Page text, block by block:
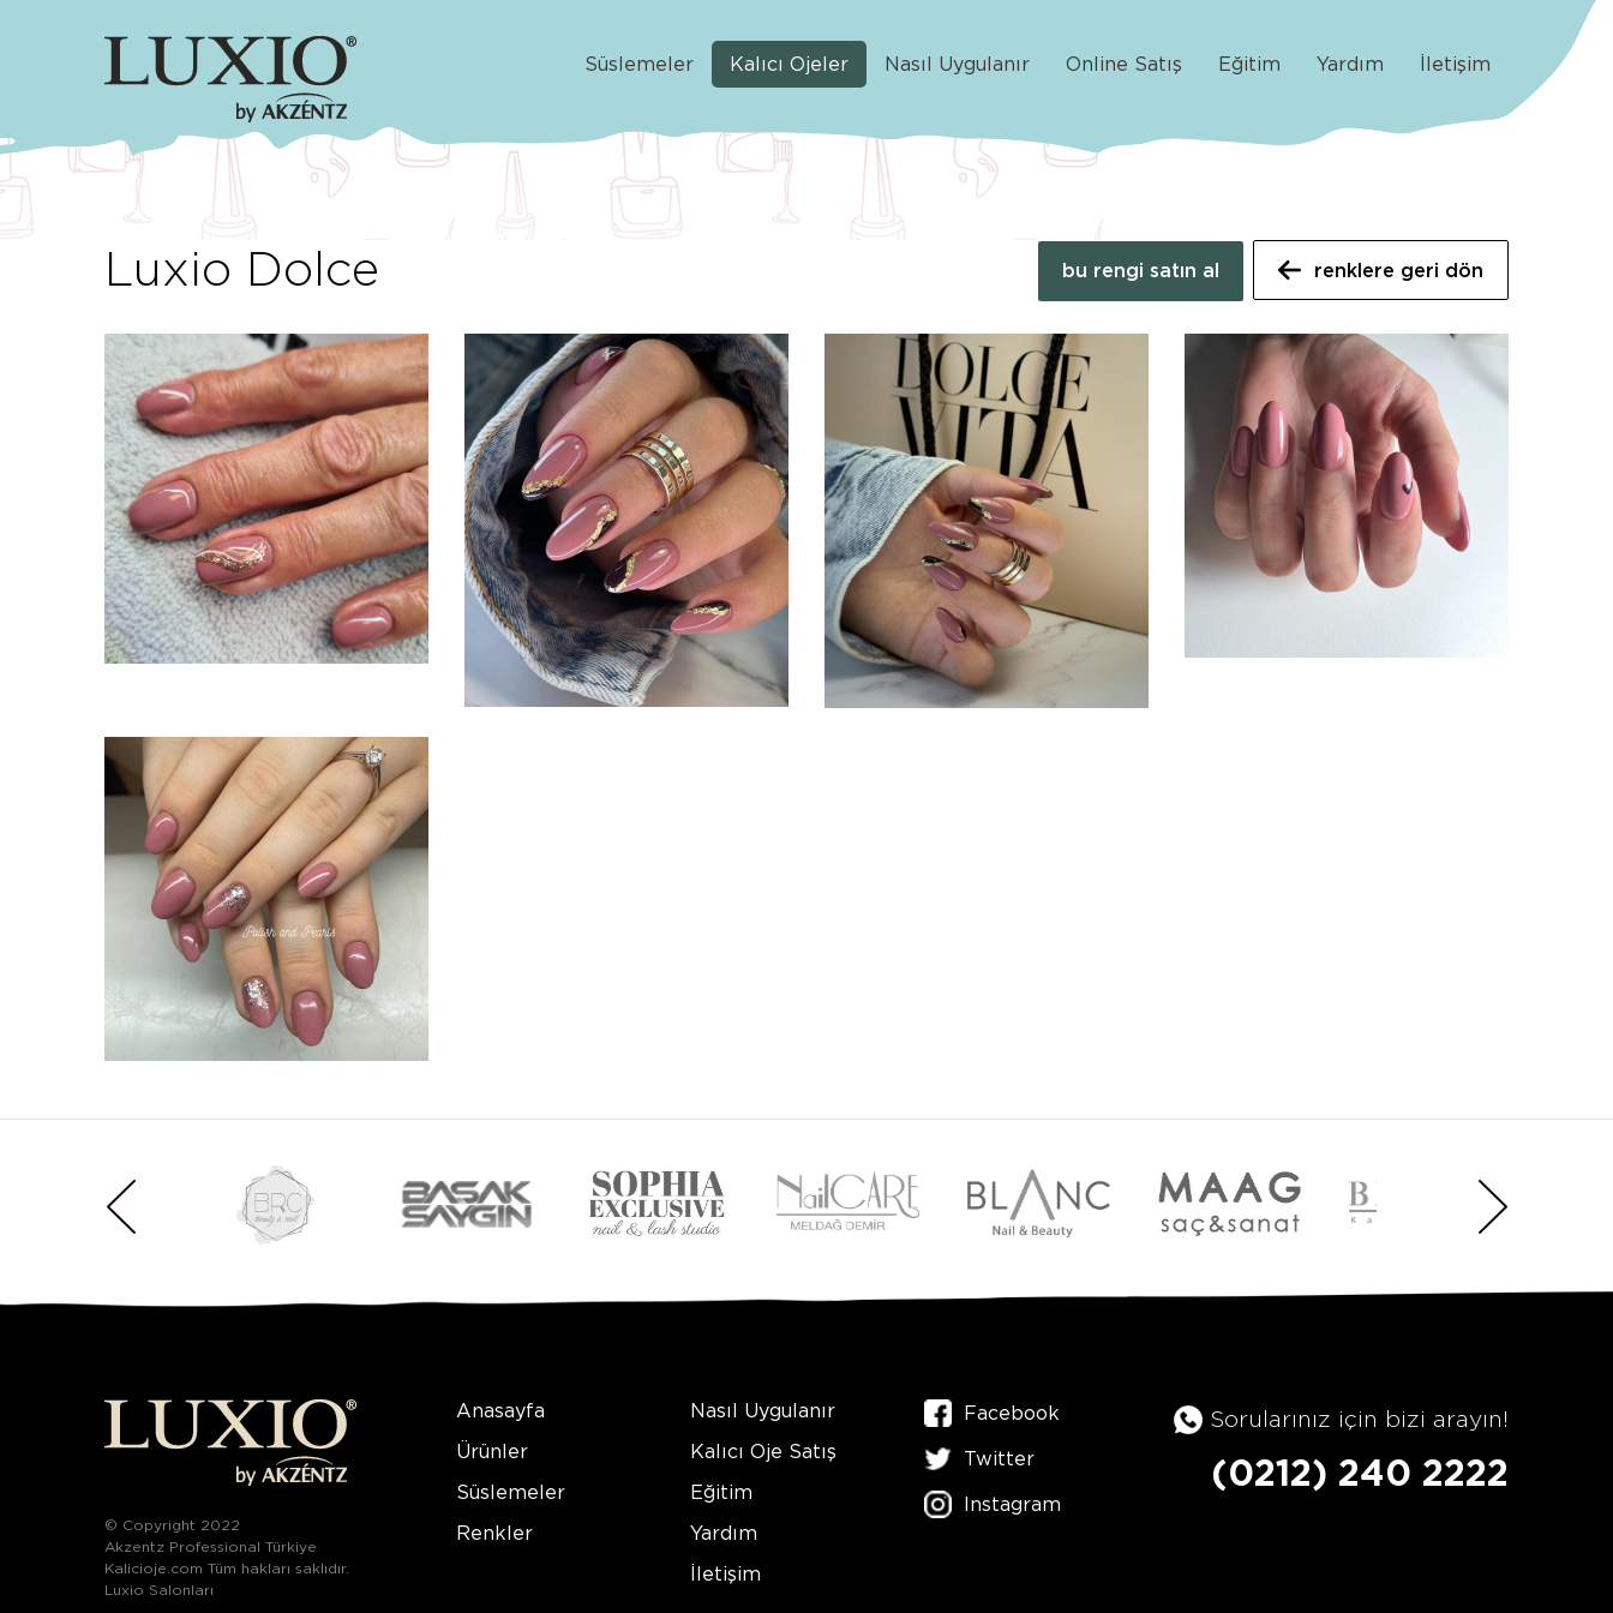
Süslemeler Kalıcı Ojeler Nasıl Uygulanır Online Satış Eğitim Yardım İletişim
Luxio Dolce bu rengi satın al renklere geri dön
© Copyright 2022
Akzentz Professional Türkiye
Kalicioje.com Tüm hakları saklıdır.
Luxio Salonları
Anasayfa
Ürünler
Süslemeler
Renkler
Nasıl Uygulanır
Kalıcı Oje Satış
Eğitim
Yardım
İletişim
Facebook
Twitter
Instagram
Sorularınız için bizi arayın!
(0212) 240 2222